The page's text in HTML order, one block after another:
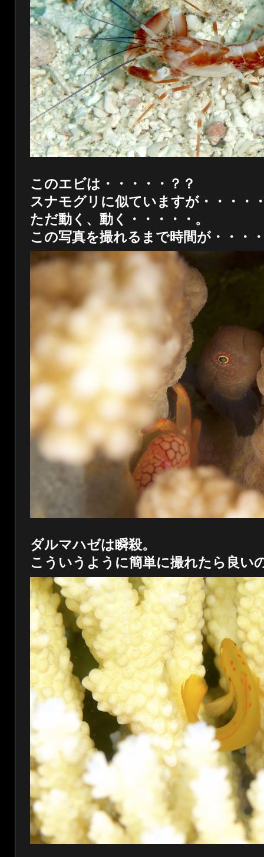
このエビは・・・・・？？
スナモグリに似ていますが・・・・
ただ動く、動く・・・・・。
この写真を撮れるまで時間が・・・
ダルマハゼは瞬殺。
こういうように簡単に撮れたら良い